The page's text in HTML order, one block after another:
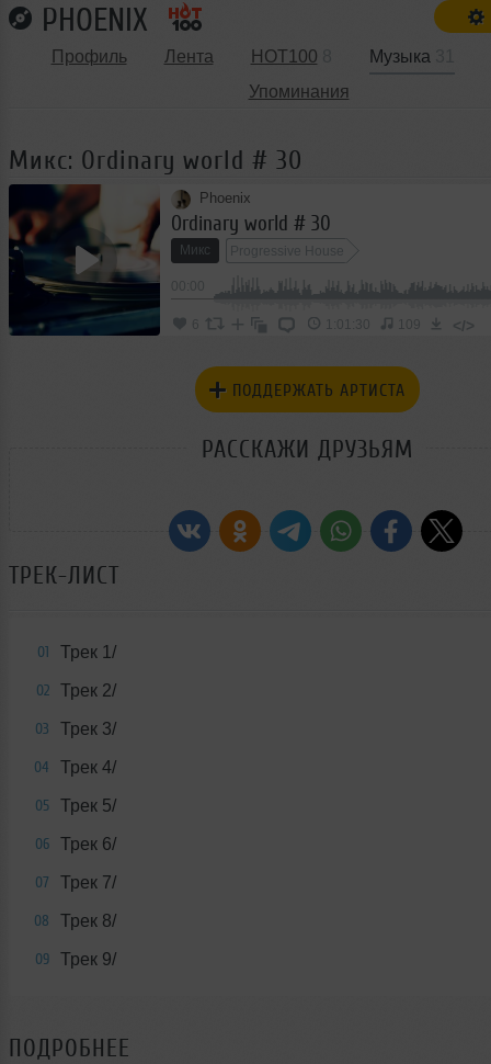
PHOENIX
Профиль Лента HOT100 Музыка
Упоминания
Микс: Ordinary world # 30
Phoenix
Ordinary world # 30
Микс Progressive House
6 1:01:30 109 </>
ПОДДЕРЖАТЬ АРТИСТА
РАССКАЖИ ДРУЗЬЯМ
ТРЕК-ЛИСТ
01 Трек 1/
02 Трек 2/
03 Трек 3/
04 Трек 4/
05 Трек 5/
06 Трек 6/
07 Трек 7/
08 Трек 8/
09 Трек 9/
ПОДРОБНЕЕ